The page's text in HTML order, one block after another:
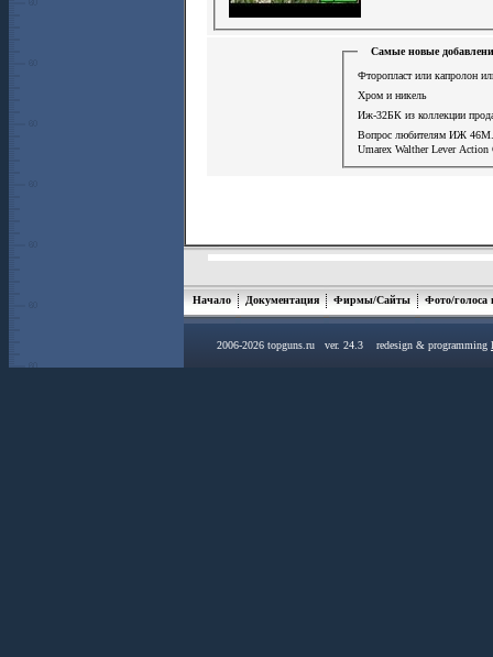
Самые новые
Фторопласт или капролон
Хром и никель
Иж-32БК из коллекции
Вопрос любителям ИЖ 46М.
Umarex Walther Lever
Начало Документация Фирмы/Сайты Фото/голоса
2006-2026 topguns.ru ver. 24.3 redesign & programming